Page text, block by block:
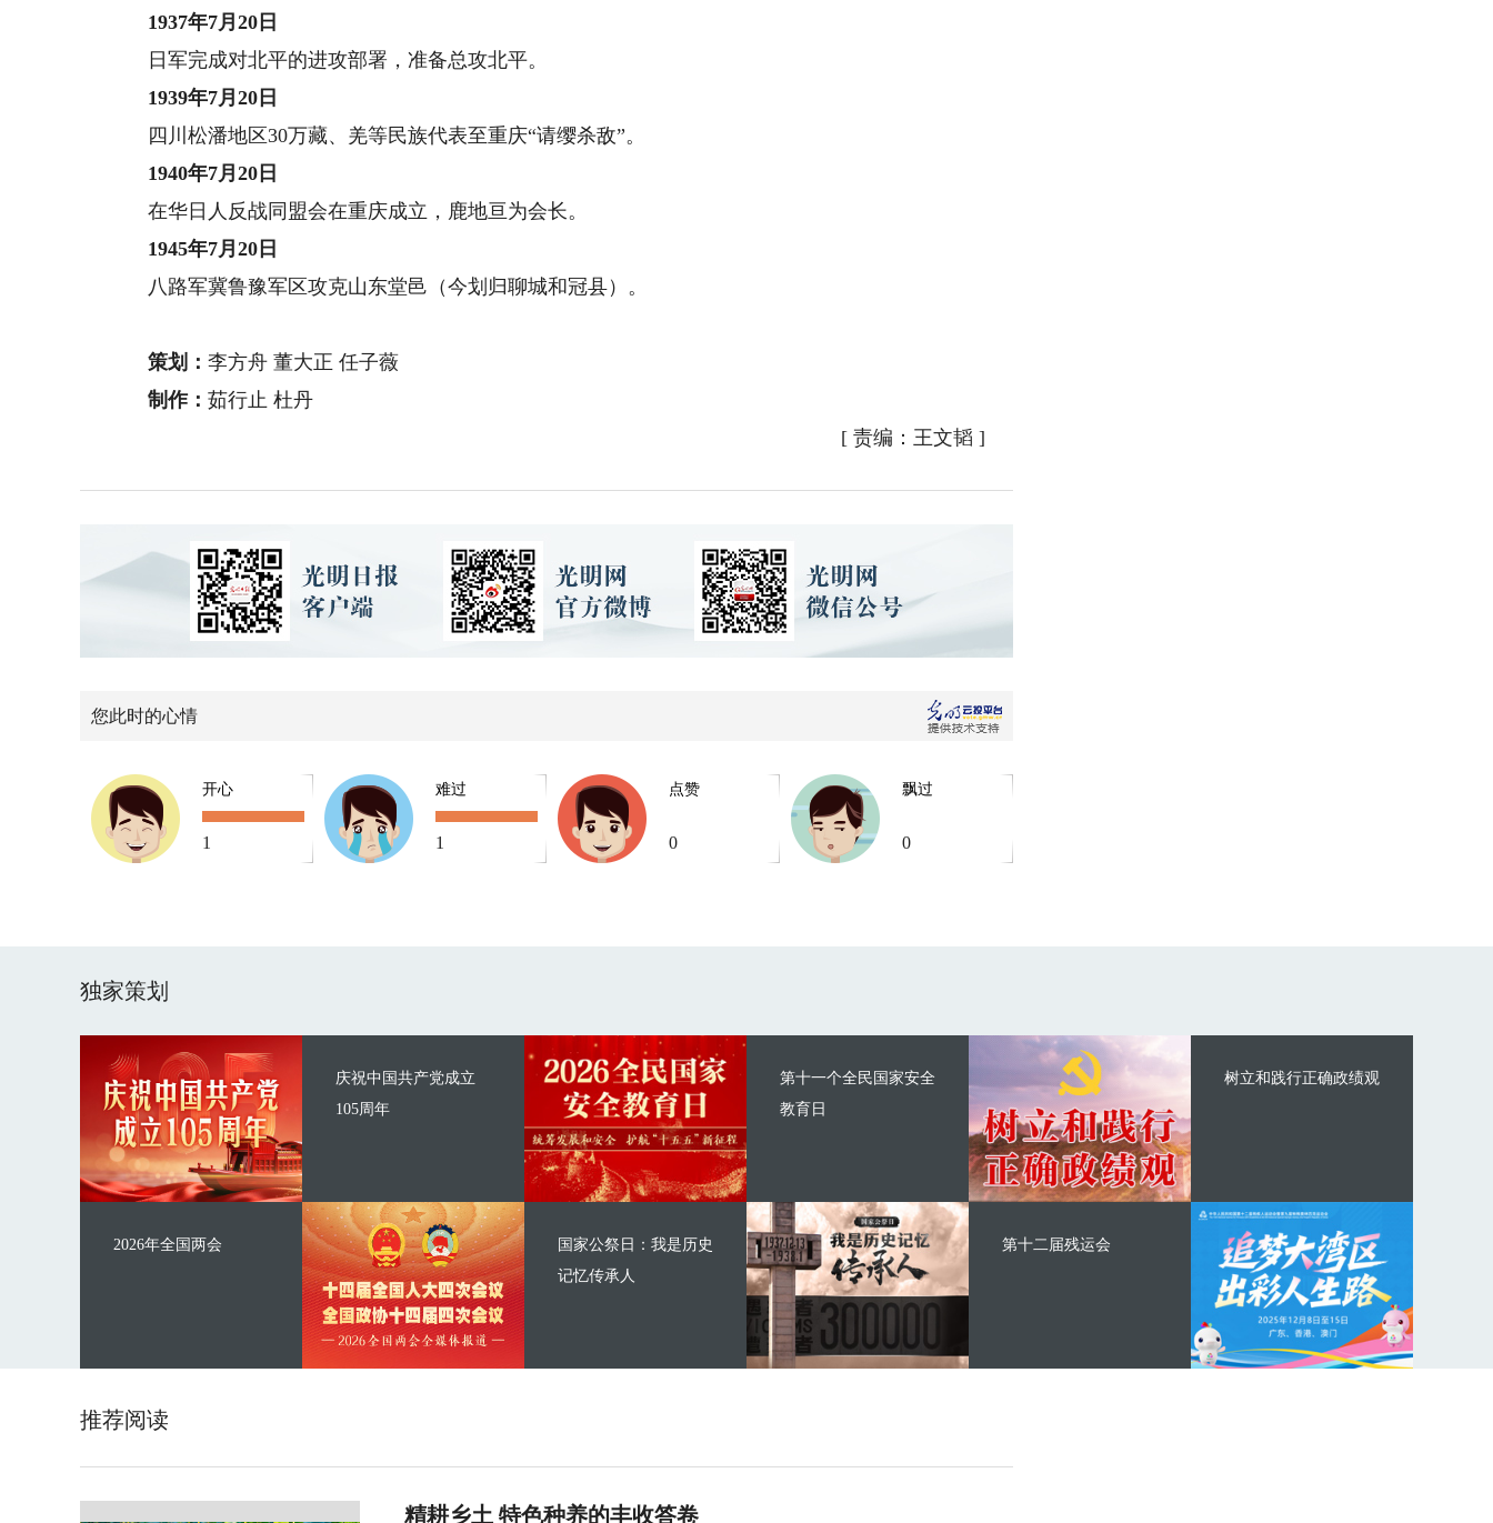
1937年7月20日
日军完成对北平的进攻部署，准备总攻北平。
1939年7月20日
四川松潘地区30万藏、羌等民族代表至重庆“请缨杀敌”。
1940年7月20日
在华日人反战同盟会在重庆成立，鹿地亘为会长。
1945年7月20日
八路军冀鲁豫军区攻克山东堂邑（今划归聊城和冠县）。
策划：李方舟 董大正 任子薇
制作：茹行止 杜丹
[ 责编：王文韬 ]
您此时的心情
开心
1
难过
1
点赞
0
飘过
0
独家策划
庆祝中国共产党成立
105周年
2026年全国两会
第十一个全民国家安全
教育日
国家公祭日：我是历史
记忆传承人
树立和践行正确政绩观
第十二届残运会
推荐阅读
精耕乡土 特色种养的丰收答卷